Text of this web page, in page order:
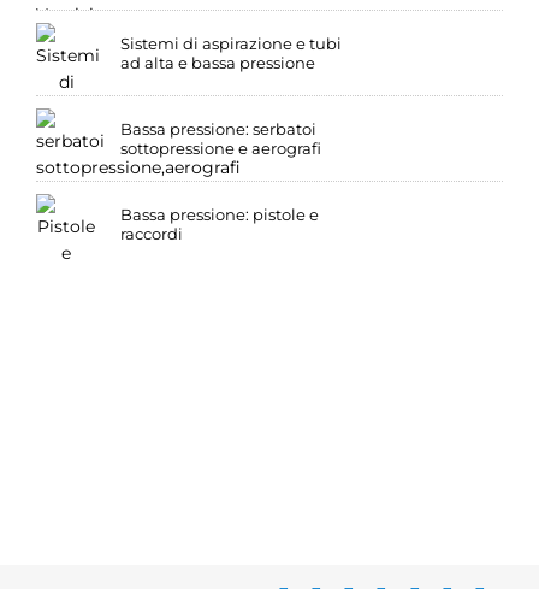
Sistemi di aspirazione e tubi
ad alta e bassa pressione
Bassa pressione: serbatoi
sottopressione e aerografi
Bassa pressione: pistole e
raccordi